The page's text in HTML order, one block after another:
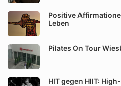
Positive
Leben
Pilates On Tour
HIT gegen HIIT: